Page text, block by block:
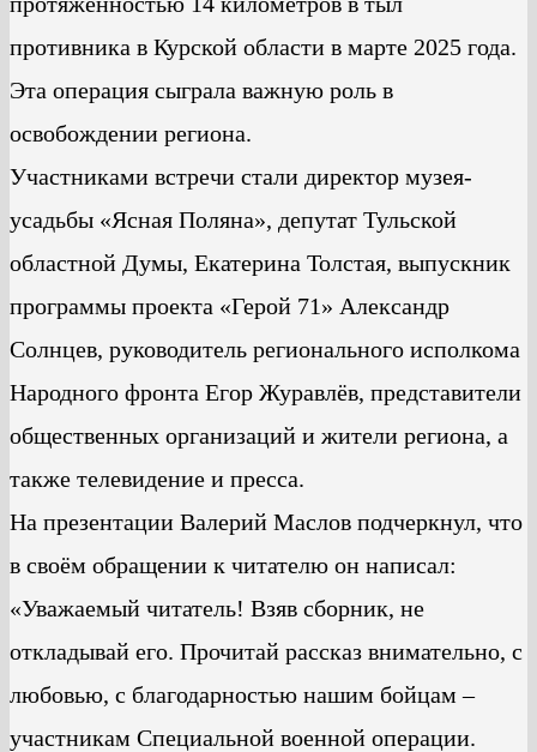
противника в Курской области в марте 2025 года.
Эта операция сыграла важную роль в
освобождении региона.
Участниками встречи стали директор музея-
усадьбы «Ясная Поляна», депутат Тульской
областной Думы, Екатерина Толстая, выпускник
программы проекта «Герой 71» Александр
Солнцев, руководитель регионального исполкома
Народного фронта Егор Журавлёв, представители
общественных организаций и жители региона, а
также телевидение и пресса.
На презентации Валерий Маслов подчеркнул, что
в своём обращении к читателю он написал:
«Уважаемый читатель! Взяв сборник, не
откладывай его. Прочитай рассказ внимательно, с
любовью, с благодарностью нашим бойцам –
участникам Специальной военной операции.